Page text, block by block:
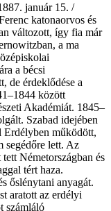
január 15. /
katonaorvos és
változott, így fia már
a ma
a bécsi
de érdeklődése a
között
Akadémiát. 1845–
Szabad idejében
Erdélyben működött,
segédőre lett. Az
Németországban és
tért haza.
őslénytani anyagát.
aratott az erdélyi
számláló